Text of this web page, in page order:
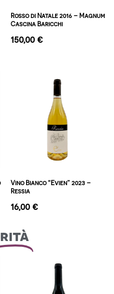
Rosso di Natale 2016 – Magnum
Cascina Baricchi
150,00 €
Vino Bianco “Evien” 2023 –
Ressia
16,00 €